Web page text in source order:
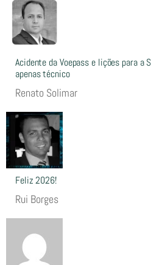
Acidente da Voepass e lições para a
apenas técnico
Renato Solimar
Feliz 2026!
Rui Borges